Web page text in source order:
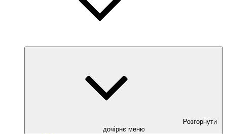
Розгорнути
дочірнє меню